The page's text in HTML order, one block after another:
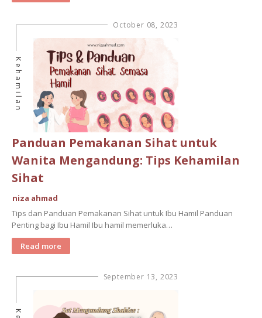
October 08, 2023
Kehamilan
Panduan Pemakanan Sihat untuk
Wanita Mengandung: Tips Kehamilan
Sihat
niza ahmad
Tips dan Panduan Pemakanan Sihat untuk Ibu Hamil Panduan
Penting bagi Ibu Hamil Ibu hamil memerluka…
Read more
September 13, 2023